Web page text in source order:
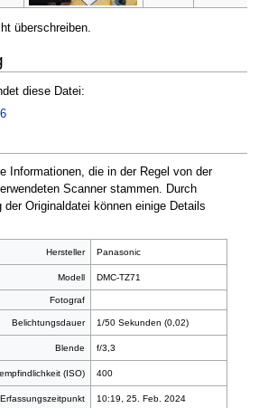
überschreiben.
diese Datei:
Informationen, die in der Regel von der
Scanner stammen. Durch
Originaldatei können einige Details
Hersteller Panasonic
Modell DMC-TZ71
Fotograf
Belichtungsdauer 1/50 Sekunden (0,02)
Blende f/3,3
(ISO) 400
Erfassungszeitpunkt 10:19, 25. Feb. 2024